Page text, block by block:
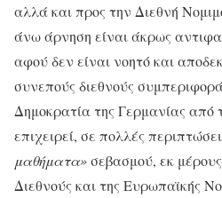
αλλά και προς την Διεθνή
άνω άρνηση είναι άκρως
αφού δεν είναι νοητό και
συνεπούς διεθνούς
Δημοκρατία της Γερμανίας από
επιχειρεί, σε πολλές
μαθήματα»σεβασμού, εκ
Διεθνούς και της Ευρωπαϊκής